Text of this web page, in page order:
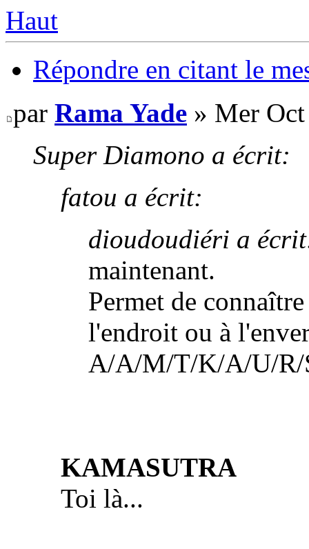
Haut
Répondre en citant le
par Rama Yade » Mer
Super Diamono a écrit:
fatou a écrit:
dioudoudiéri a
maintenant.
Permet de
l'endroit ou à
A/A/M/T/K/A/U/R/
KAMASUTRA
Toi là...